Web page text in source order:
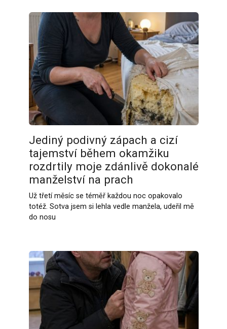
Jediný podivný zápach a cizí
tajemství během okamžiku
rozdrtily moje zdánlivě dokonalé
manželství na prach
Už třetí měsíc se téměř každou noc opakovalo
totéž. Sotva jsem si lehla vedle manžela, udeřil mě
do nosu